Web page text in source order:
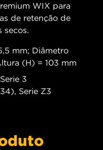
WIX para
de retenção de
secos.
mm; Diâmetro
(H) = 103 mm
3
Serie Z3